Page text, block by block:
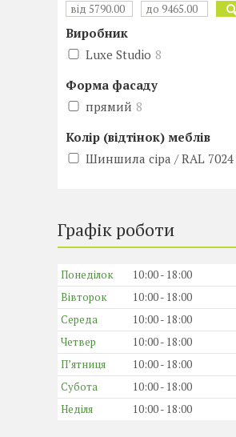
Виробник
Luxe Studio 8
Форма фасаду
прямий 8
Колір (відтінок) меблів
Шиншила сіра / RAL 7024
Графік роботи
Понеділок 10:00
18:00
Вівторок
10:00
18:00
Середа
10:00
18:00
Четвер
10:00
18:00
Пʼятниця
10:00
18:00
Субота
10:00
18:00
Неділя
10:00 18:00